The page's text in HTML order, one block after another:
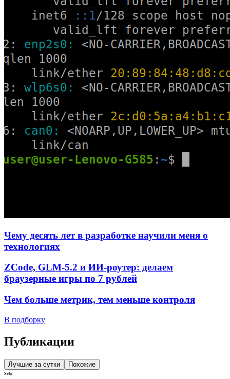
Чему десять лет в разработке научили меня о
технологиях
ZCode, GLM-5.2 и ИИ-роутер: делаем
браузерные игры по 7 рублей
Чем больше метрик, тем меньше контроля
В подборку
Публикации
Лучшие за сутки Похожие